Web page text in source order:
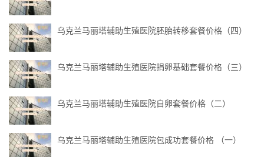
乌克兰马丽塔辅助生殖医院胚胎转移套餐价格（四）
乌克兰马丽塔辅助生殖医院捐卵基础套餐价格（三）
乌克兰马丽塔辅助生殖医院自卵套餐价格（二）
乌克兰马丽塔辅助生殖医院包成功套餐价格 （一）